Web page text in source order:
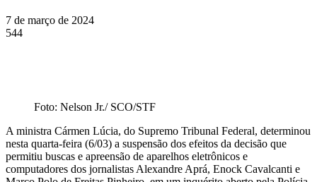
7 de março de 2024
544
Foto: Nelson Jr./ SCO/STF
A ministra Cármen Lúcia, do Supremo Tribunal Federal, determinou
nesta quarta-feira (6/03) a suspensão dos efeitos da decisão que
permitiu buscas e apreensão de aparelhos eletrônicos e
computadores dos jornalistas Alexandre Aprá, Enock Cavalcanti e